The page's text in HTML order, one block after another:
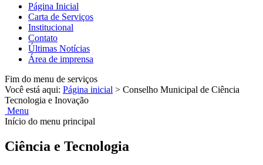
Página Inicial
Carta de Serviços
Institucional
Contato
Últimas Notícias
Área de imprensa
Fim do menu de serviços
Você está aqui: Página inicial > Conselho Municipal de Ciência
Tecnologia e Inovação
Menu
Início do menu principal
Ciência e Tecnologia